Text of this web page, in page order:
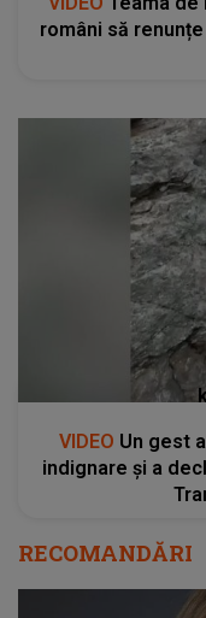
români să
VIDEO Un gest
indignare și a
RECOMANDĂRI